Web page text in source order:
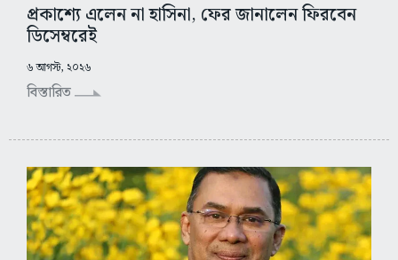
প্রকাশ্যে এলেন না হাসিনা, ফের জানালেন ফিরবেন
ডিসেম্বরেই
৬ আগস্ট, ২০২৬
বিস্তারিত